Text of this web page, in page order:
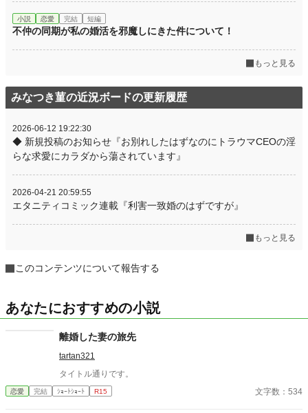
小説 恋愛 完結 短編
不仲の同期が私の婚活を邪魔しにきた件について！
もっと見る
みなつき菫の近況ボードの更新履歴
2026-06-12 19:22:30
◆ 新規投稿のお知らせ『お別れしたはずなのにトラウマCEOの淫
らな求愛にカラダから蕩されています』
2026-04-21 20:59:55
エタニティコミック連載『利害一致婚のはずですが』
もっと見る
このコンテンツについて報告する
あなたにおすすめの小説
離婚した妻の旅先
tartan321
タイトル通りです。
恋愛 完結 ｼｮｰﾄｼｮｰﾄ R15 文字数：534